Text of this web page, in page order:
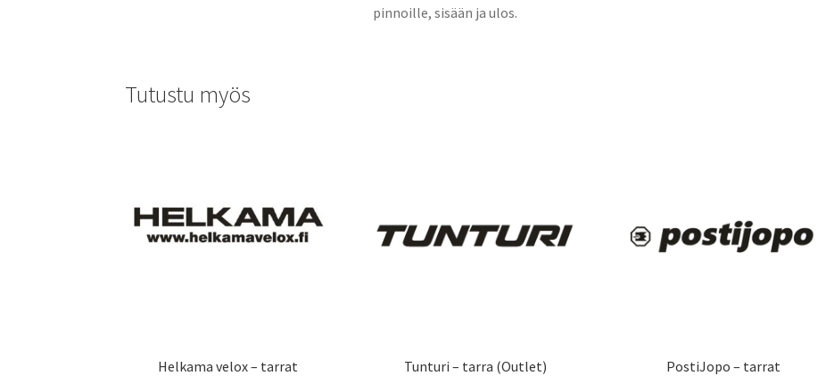
pinnoille, sisään ja ulos.
Tutustu myös
Helkama velox – tarrat Tunturi – tarra (Outlet) PostiJopo – tarrat